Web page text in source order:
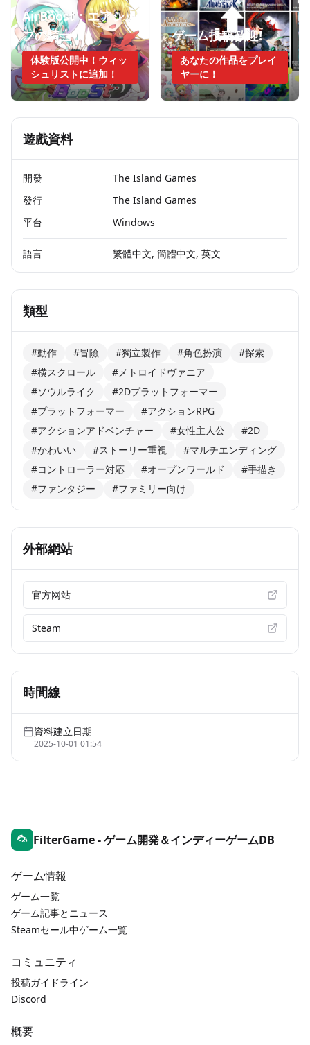
AirBoost：エアシッ
プの騎士
体験版公開中！ウィッ
シュリストに追加！
ゲーム投稿歓迎!
あなたの作品をプレイ
ヤーに！
遊戲資料
開發
The Island Games
發行
The Island Games
平台
Windows
語言 繁體中文, 簡體中文, 英文
類型
#動作 #冒險 #獨立製作 #角色扮演
#探索
#横スクロール
#メトロイドヴァニア
#ソウルライク
#2Dプラットフォーマー
#プラットフォーマー
#アクションRPG
#アクションアドベンチャー
#女性主人公
#2D
#かわいい
#ストーリー重視
#マルチエンディング
#コントローラー対応
#オープンワールド
#手描き
#ファンタジー
#ファミリー向け
外部網站
官方网站
Steam
時間線
資料建立日期
2025-10-01 01:54
FilterGame - ゲーム開発＆インディーゲームDB
ゲーム情報
ゲーム一覧
ゲーム記事とニュース
Steamセール中ゲーム一覧
コミュニティ
投稿ガイドライン
Discord
概要